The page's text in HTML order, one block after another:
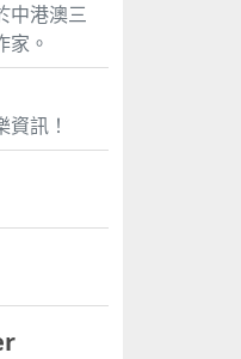
中港澳三
家。
訊！